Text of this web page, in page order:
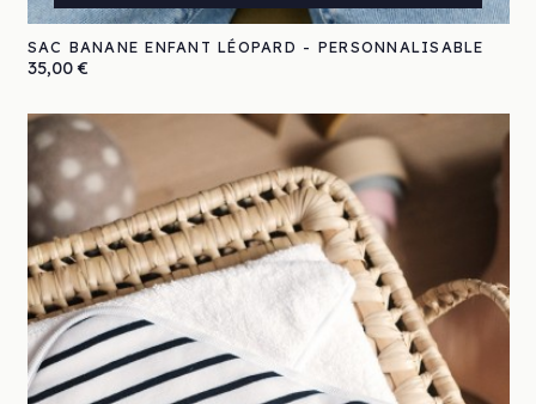
SAC BANANE ENFANT LÉOPARD - PERSONNALISABLE
Prix
35,00 €